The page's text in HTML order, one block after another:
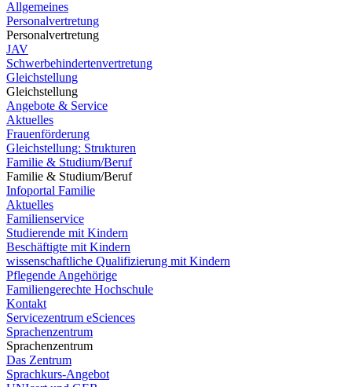
Allgemeines
Personalvertretung
Personalvertretung
JAV
Schwerbehindertenvertretung
Gleichstellung
Gleichstellung
Angebote & Service
Aktuelles
Frauenförderung
Gleichstellung: Strukturen
Familie & Studium/Beruf
Familie & Studium/Beruf
Infoportal Familie
Aktuelles
Familienservice
Studierende mit Kindern
Beschäftigte mit Kindern
wissenschaftliche Qualifizierung mit Kindern
Pflegende Angehörige
Familiengerechte Hochschule
Kontakt
Servicezentrum eSciences
Sprachenzentrum
Sprachenzentrum
Das Zentrum
Sprachkurs-Angebot